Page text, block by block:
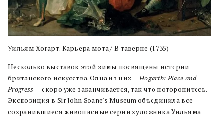
Уильям Хогарт. Карьера мота / В таверне (1735)
Несколько выставок этой зимы посвящены истории
британского искусства. Одна из них —Hogarth:Place and
Progress — скоро уже заканчивается, так что поторопитесь.
Экспозиция в Sir John Soane’s Museum объединила все
сохранившиеся живописные серии художника Уильяма